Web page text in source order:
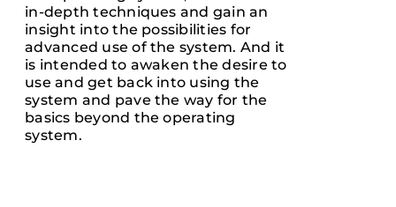
in-depth techniques and gain an
insight into the possibilities for
advanced use of the system. And it
is intended to awaken the desire to
use and get back into using the
system and pave the way for the
basics beyond the operating
system.